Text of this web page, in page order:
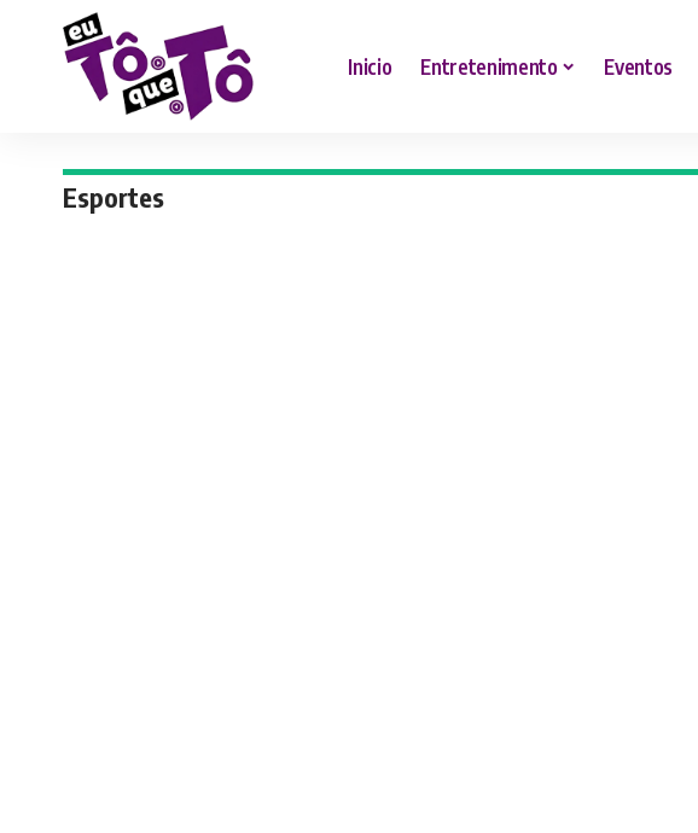
Inicio Entretenimento Eventos
Esportes